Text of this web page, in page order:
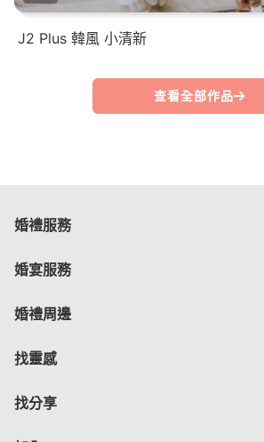
J2 Plus 韓風 小清新
查看全部作品
婚禮服務
婚宴服務
婚禮周邊
找靈感
找分享